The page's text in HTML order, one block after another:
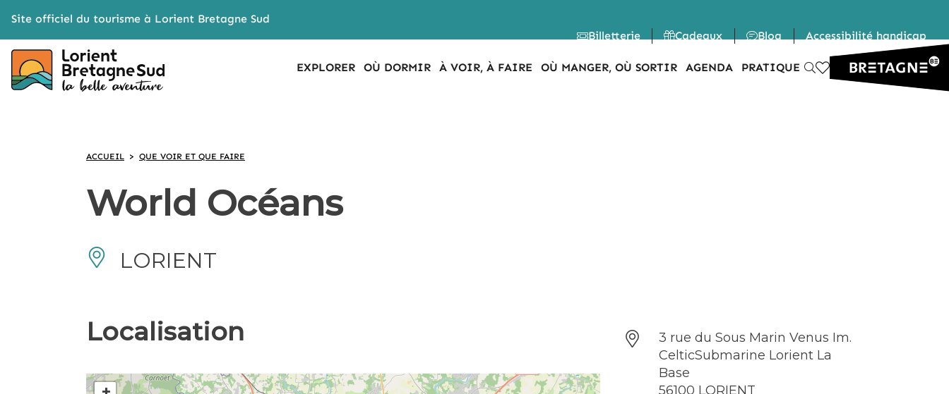
Site officiel du tourisme à Lorient Bretagne Sud
Billetterie
Cadeaux Blog Accessibilité handicap
EXPLORER OÙ DORMIR À VOIR, À FAIRE OÙ MANGER, OÙ SORTIR AGENDA PRATIQUE
ACCUEIL > QUE VOIR ET QUE FAIRE
World Océans
LORIENT
Localisation
3 rue du Sous Marin Venus Im.
CelticSubmarine Lorient La
Base
56100 LORIENT